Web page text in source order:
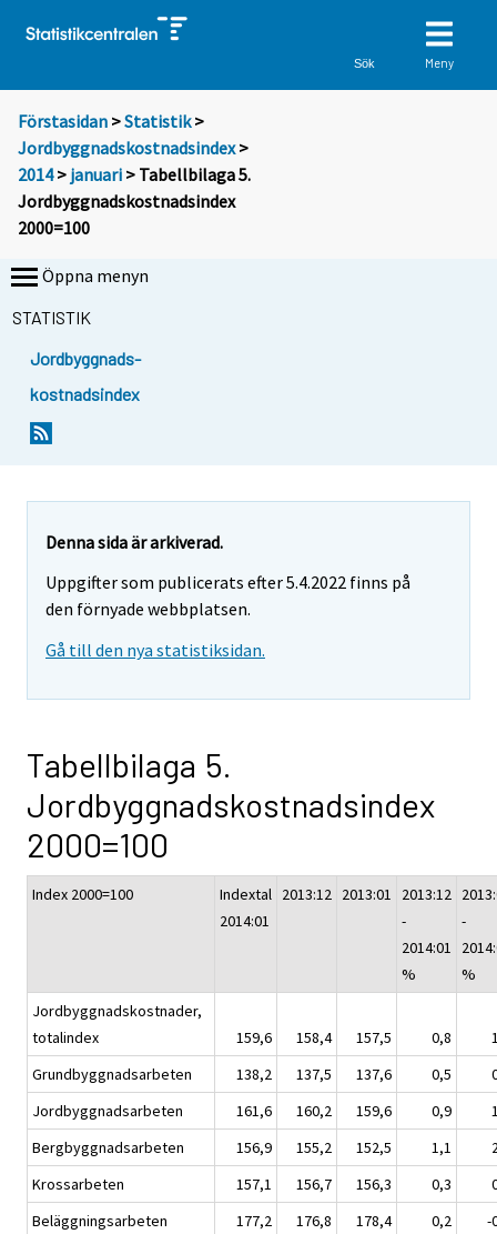
Sök Meny
Förstasidan >Statistik >
Jordbyggnadskostnadsindex>
2014> januari > Tabellbilaga 5.
Jordbyggnadskostnadsindex
2000=100
Öppna menyn
STATISTIK
Jordbyggnads-
kostnadsindex
Denna sida är arkiverad.
Uppgifter som publicerats efter 5.4.2022 finns på
den förnyade webbplatsen.
Gå till den nya statistiksidan.
Tabellbilaga 5.
Jordbyggnadskostnadsindex
2000=100
Index 2000=100
Indextal
2014:01
2013:12 2013:01
2013:12
-
2014:01
%
-
%
Jordbyggnadskostnader,
totalindex
159,6 158,4 157,5 0,8
Grundbyggnadsarbeten
138,2 137,5 137,6 0,5
Jordbyggnadsarbeten
161,6 160,2 159,6 0,9
Bergbyggnadsarbeten
156,9 155,2 152,5 1,1
Krossarbeten
157,1 156,7 156,3 0,3
Beläggningsarbeten
177,2 176,8 178,4 0,2
-